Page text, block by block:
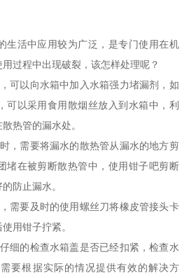
生活中应用较为广泛，是专门使用在机
过程中出现破裂，该怎样处理呢？
可以向水箱中加入水箱强力堵漏剂，如
可以采用食用散烟丝放入到水箱中，利
热管的漏水处。
，需要将漏水的散热管从漏水的地方剪
堵在被剪断散热管中，使用钳子吧剪断
防止漏水。
需要及时的使用螺丝刀将橡皮管接头卡
用钳子拧紧。
细的检查水箱盖是否已经扣紧，检查水
要根据实际的情况提供有效的解决方